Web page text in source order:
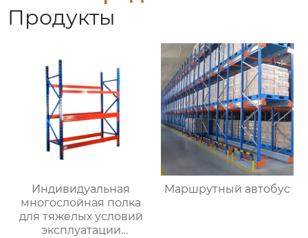
Продукты
Индивидуальная
многослойная полка
для тяжелых условий
эксплуатации
Маршрутный автобус